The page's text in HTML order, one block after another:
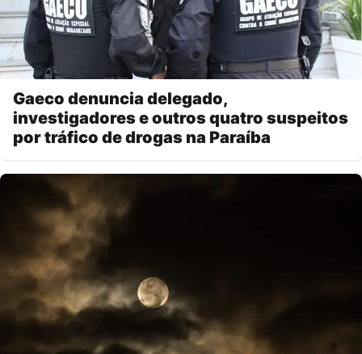
Gaeco denuncia delegado,
investigadores e outros quatro suspeitos
por tráfico de drogas na Paraíba